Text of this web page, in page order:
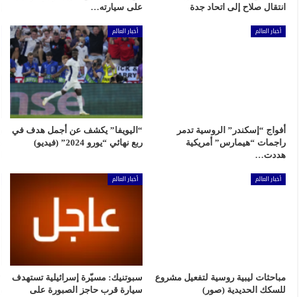
انتقال صلاح إلى اتحاد جدة
على سيارته…
أخبار العالم
أفواج “إسكندر” الروسية تدمر
راجمات “هيمارس” أمريكية
هددت…
أخبار العالم
“اليويفا” يكشف عن أجمل هدف في
ربع نهائي “يورو 2024” (فيديو)
أخبار العالم
مباحثات ليبية روسية لتفعيل مشروع
للسكك الحديدية (صور)
أخبار العالم
سبوتنيك: مسيّرة إسرائيلية تستهدف
سيارة قرب حاجز الصبورة على